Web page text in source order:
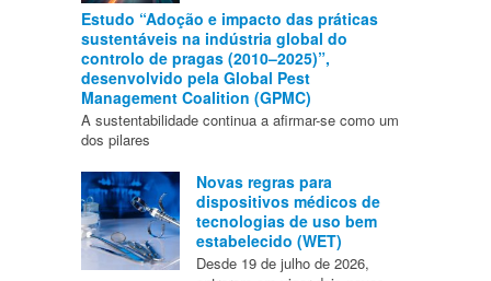
Estudo “Adoção e impacto das práticas
sustentáveis na indústria global do
controlo de pragas (2010–2025)”,
desenvolvido pela Global Pest
Management Coalition (GPMC)
A sustentabilidade continua a afirmar-se como um
dos pilares
Novas regras para
dispositivos médicos de
tecnologias de uso bem
estabelecido (WET)
Desde 19 de julho de 2026,